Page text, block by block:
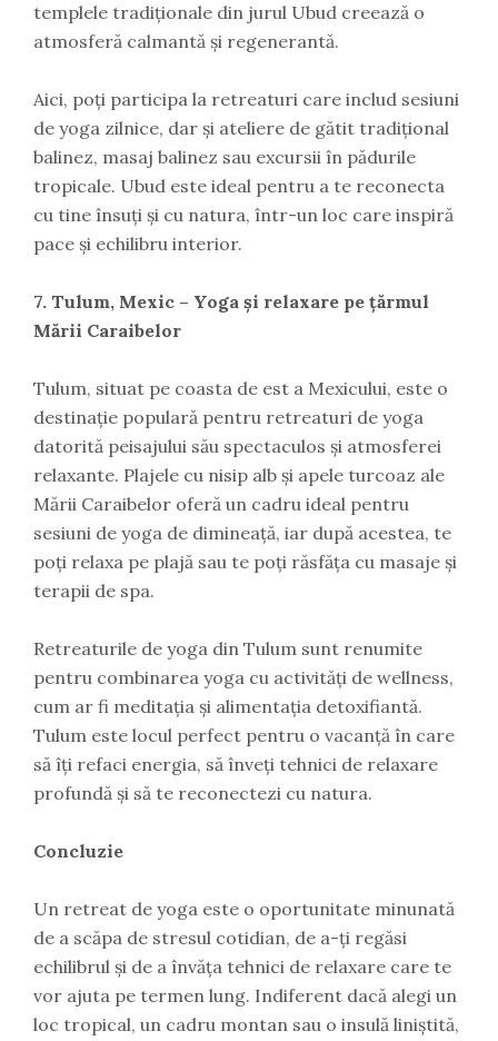
templele tradiționale din jurul Ubud creează o
atmosferă calmantă și regenerantă.
Aici, poți participa la retreaturi care includ sesiuni
de yoga zilnice, dar și ateliere de gătit tradițional
balinez, masaj balinez sau excursii în pădurile
tropicale. Ubud este ideal pentru a te reconecta
cu tine însuți și cu natura, într-un loc care inspiră
pace și echilibru interior.
7. Tulum, Mexic – Yoga și relaxare pe țărmul
Mării Caraibelor
Tulum, situat pe coasta de est a Mexicului, este o
destinație populară pentru retreaturi de yoga
datorită peisajului său spectaculos și atmosferei
relaxante. Plajele cu nisip alb și apele turcoaz ale
Mării Caraibelor oferă un cadru ideal pentru
sesiuni de yoga de dimineață, iar după acestea, te
poți relaxa pe plajă sau te poți răsfăța cu masaje și
terapii de spa.
Retreaturile de yoga din Tulum sunt renumite
pentru combinarea yoga cu activități de wellness,
cum ar fi meditația și alimentația detoxifiantă.
Tulum este locul perfect pentru o vacanță în care
să îți refaci energia, să înveți tehnici de relaxare
profundă și să te reconectezi cu natura.
Concluzie
Un retreat de yoga este o oportunitate minunată
de a scăpa de stresul cotidian, de a-ți regăsi
echilibrul și de a învăța tehnici de relaxare care te
vor ajuta pe termen lung. Indiferent dacă alegi un
loc tropical, un cadru montan sau o insulă liniștită,